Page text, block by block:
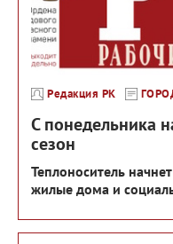
Редакция РК
С понедельника
сезон
Теплоноситель
жилые дома и